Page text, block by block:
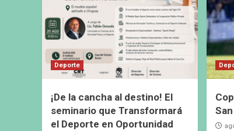
Deporte
¡De la cancha al destino! El
seminario que Transformará
el Deporte en Oportunidad